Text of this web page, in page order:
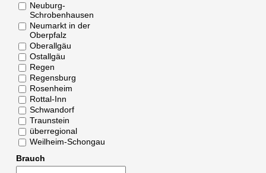
Neuburg-
Schrobenhausen
Neumarkt in der
Oberpfalz
Oberallgäu
Ostallgäu
Regen
Regensburg
Rosenheim
Rottal-Inn
Schwandorf
Traunstein
überregional
Weilheim-Schongau
Brauch